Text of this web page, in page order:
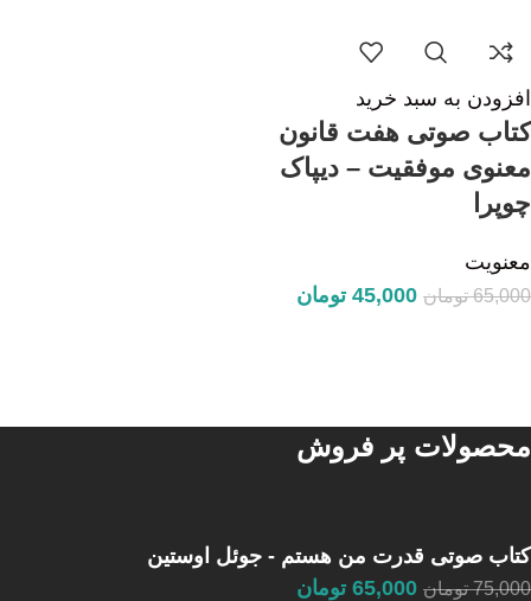
افزودن به سبد خرید
کتاب صوتی هفت قانون
معنوی موفقیت – دیپاک
چوپرا
معنویت
65,000 تومان 45,000 تومان
محصولات پر فروش
کتاب صوتی قدرت من هستم - جوئل اوستین
75,000 تومان 65,000 تومان